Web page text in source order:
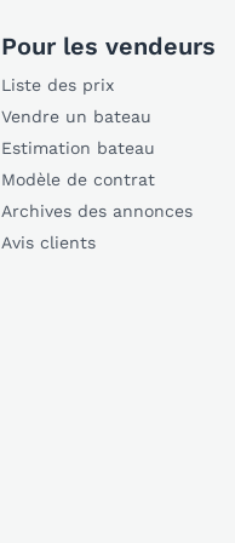
Pour les vendeurs
Liste des prix
Vendre un bateau
Estimation bateau
Modèle de contrat
Archives des annonces
Avis clients